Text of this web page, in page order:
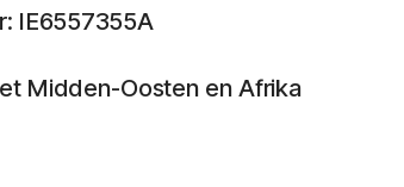
IE6557355A
Midden-Oosten en Afrika